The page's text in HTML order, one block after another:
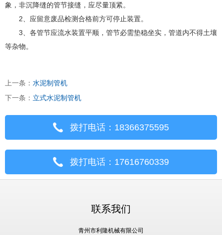
象，非沉降缝的管节接缝，应尽量顶紧。
2、应留意废品检测合格前方可停止装置。
3、各管节应流水装置平顺，管节必需垫稳坐实，管道内不得土壤
等杂物。
上一条： 水泥制管机
下一条： 立式水泥制管机
拨打电话：18366375595
拨打电话：17616760339
联系我们
青州市利隆机械有限公司